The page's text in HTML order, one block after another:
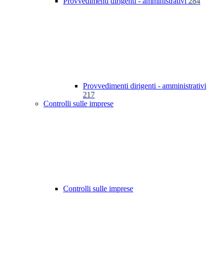
Provvedimenti dirigenti - amministrativi
217
Controlli sulle imprese
Controlli sulle imprese